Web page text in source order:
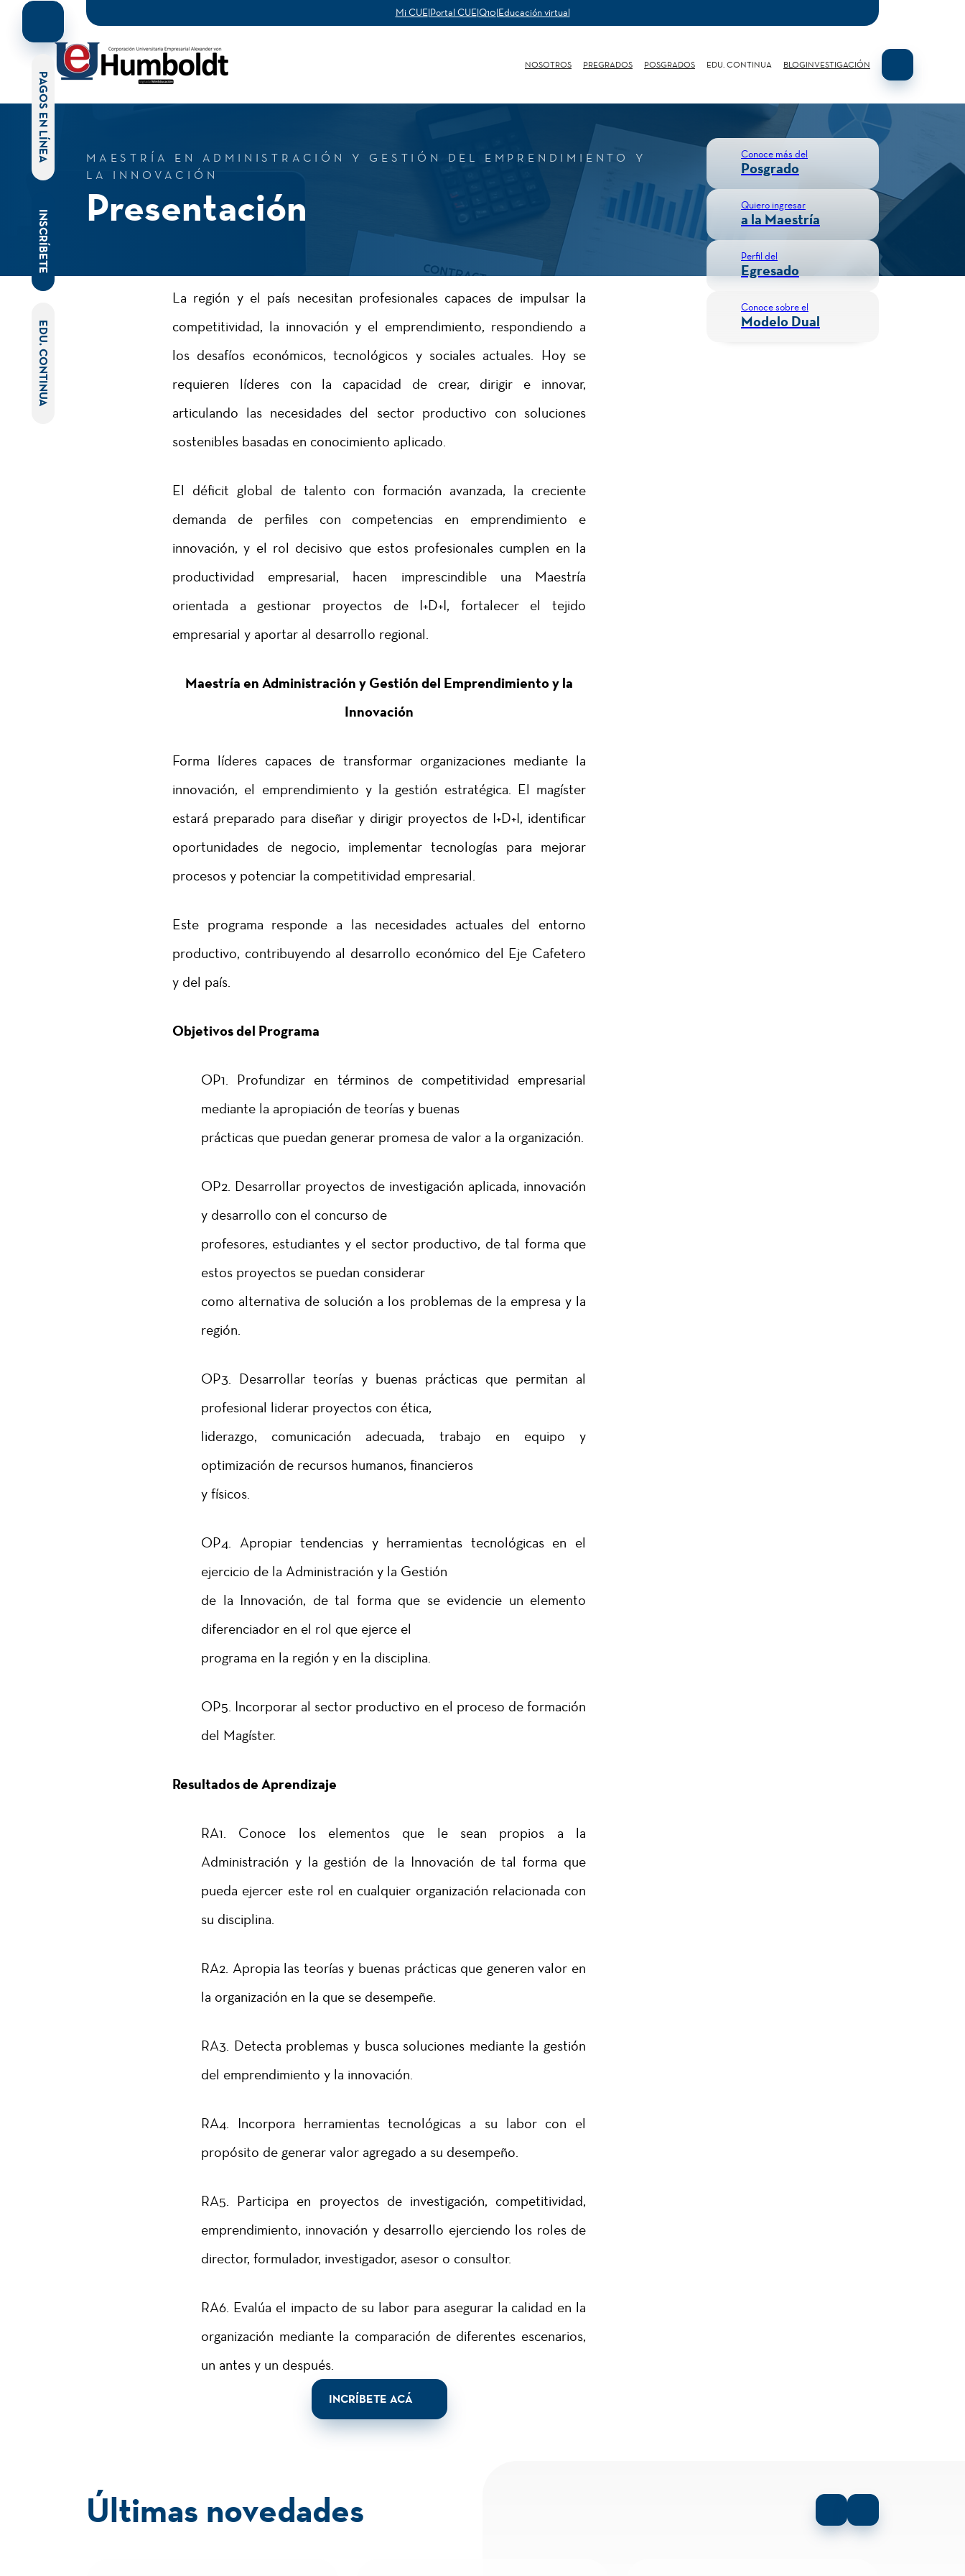
Mi CUE|Portal CUE|Q10|Educación virtual
NOSOTROS PREGRADOS POSGRADOS EDU. CONTINUA BLOGINVESTIGACIÓN
MAESTRÍA EN ADMINISTRACIÓN Y GESTIÓN DEL EMPRENDIMIENTO Y
LA INNOVACIÓN
Presentación
La región y el país necesitan profesionales capaces de impulsar la
competitividad, la innovación y el emprendimiento, respondiendo a
los desafíos económicos, tecnológicos y sociales actuales. Hoy se
requieren líderes con la capacidad de crear, dirigir e innovar,
articulando las necesidades del sector productivo con soluciones
sostenibles basadas en conocimiento aplicado.
El déficit global de talento con formación avanzada, la creciente
demanda de perfiles con competencias en emprendimiento e
innovación, y el rol decisivo que estos profesionales cumplen en la
productividad empresarial, hacen imprescindible una Maestría
orientada a gestionar proyectos de I+D+I, fortalecer el tejido
empresarial y aportar al desarrollo regional.
Maestría en Administración y Gestión del Emprendimiento y la
Innovación
Forma líderes capaces de transformar organizaciones mediante la
innovación, el emprendimiento y la gestión estratégica. El magíster
estará preparado para diseñar y dirigir proyectos de I+D+I, identificar
oportunidades de negocio, implementar tecnologías para mejorar
procesos y potenciar la competitividad empresarial.
Este programa responde a las necesidades actuales del entorno
productivo, contribuyendo al desarrollo económico del Eje Cafetero
y del país.
Objetivos del Programa
OP1. Profundizar en términos de competitividad empresarial
mediante la apropiación de teorías y buenas
prácticas que puedan generar promesa de valor a la organización.
OP2. Desarrollar proyectos de investigación aplicada, innovación
y desarrollo con el concurso de
profesores, estudiantes y el sector productivo, de tal forma que
estos proyectos se puedan considerar
como alternativa de solución a los problemas de la empresa y la
región.
OP3. Desarrollar teorías y buenas prácticas que permitan al
profesional liderar proyectos con ética,
liderazgo, comunicación adecuada, trabajo en equipo y
optimización de recursos humanos, financieros
y físicos.
OP4. Apropiar tendencias y herramientas tecnológicas en el
ejercicio de la Administración y la Gestión
de la Innovación, de tal forma que se evidencie un elemento
diferenciador en el rol que ejerce el
programa en la región y en la disciplina.
OP5. Incorporar al sector productivo en el proceso de formación
del Magíster.
Resultados de Aprendizaje
RA1. Conoce los elementos que le sean propios a la
Administración y la gestión de la Innovación de tal forma que
pueda ejercer este rol en cualquier organización relacionada con
su disciplina.
RA2. Apropia las teorías y buenas prácticas que generen valor en
la organización en la que se desempeñe.
RA3. Detecta problemas y busca soluciones mediante la gestión
del emprendimiento y la innovación.
RA4. Incorpora herramientas tecnológicas a su labor con el
propósito de generar valor agregado a su desempeño.
RA5. Participa en proyectos de investigación, competitividad,
emprendimiento, innovación y desarrollo ejerciendo los roles de
director, formulador, investigador, asesor o consultor.
RA6. Evalúa el impacto de su labor para asegurar la calidad en la
organización mediante la comparación de diferentes escenarios,
un antes y un después.
INCRÍBETE ACÁ
Conoce más del
Posgrado
Quiero ingresar
a la Maestría
Perfil del
Egresado
Conoce sobre el
Modelo Dual
Últimas novedades
PAGOS EN LÍNEA
INSCRÍBETE
EDU. CONTINUA